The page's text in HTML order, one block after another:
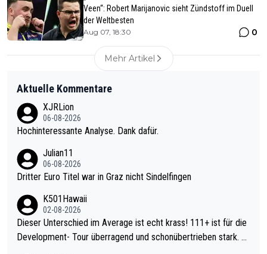
Veen“: Robert Marijanovic sieht Zündstoff im Duell
der Weltbesten
Aug 07, 18:30 0
Mehr Artikel
Aktuelle Kommentare
XJRLion
06-08-2026
Hochinteressante Analyse. Dank dafür.
Julian11
06-08-2026
Dritter Euro Titel war in Graz nicht Sindelfingen
K501Hawaii
02-08-2026
Dieser Unterschied im Average ist echt krass! 111+ ist für die
Development- Tour überragend und schonübertrieben stark. U